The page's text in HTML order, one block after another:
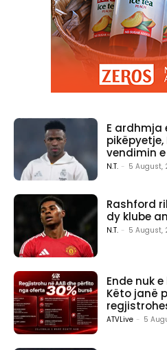
E ardhmja
vendimin
N.T. - 5 August,
Rashford
dy klube
N.T. - 5 August,
Ende nuk
Këto janë
ATVLive - 5